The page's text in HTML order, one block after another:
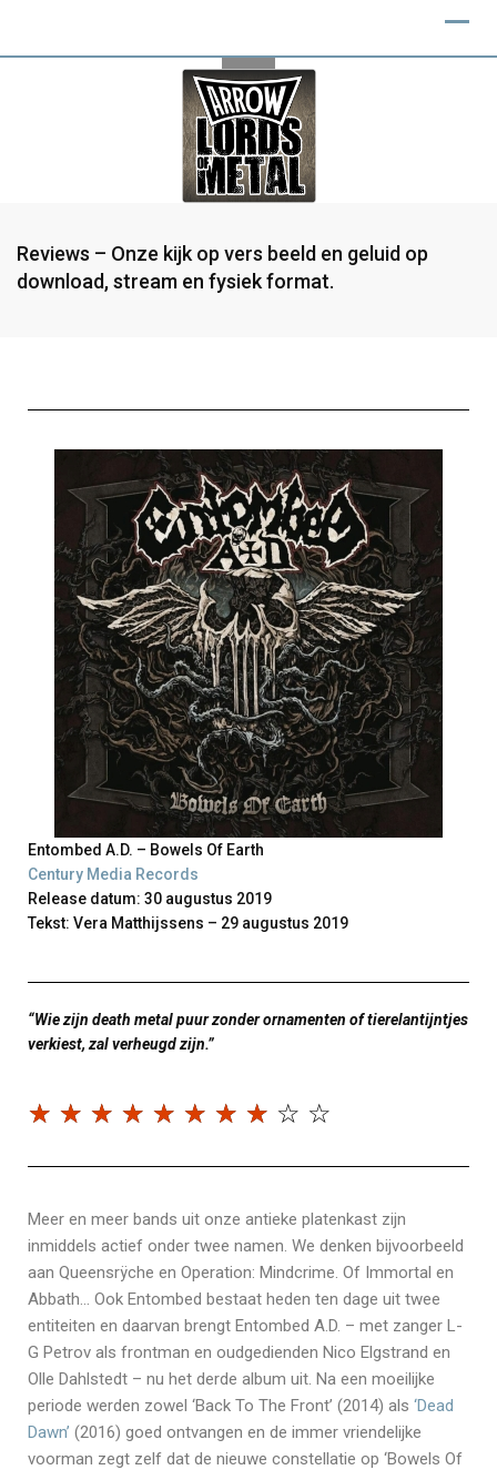
Reviews – Onze kijk op vers beeld en geluid op
download, stream en fysiek format.
Entombed A.D. – Bowels Of Earth
Century Media Records
Release datum: 30 augustus 2019
Tekst: Vera Matthijssens – 29 augustus 2019
“Wie zijn death metal puur zonder ornamenten of tierelantijntjes
verkiest, zal verheugd zijn.”
☆ ☆ ☆ ☆ ☆ ☆ ☆ ☆ ☆ ☆
Meer en meer bands uit onze antieke platenkast zijn
inmiddels actief onder twee namen. We denken bijvoorbeeld
aan Queensrÿche en Operation: Mindcrime. Of Immortal en
Abbath… Ook Entombed bestaat heden ten dage uit twee
entiteiten en daarvan brengt Entombed A.D. – met zanger L-
G Petrov als frontman en oudgedienden Nico Elgstrand en
Olle Dahlstedt – nu het derde album uit. Na een moeilijke
periode werden zowel ‘Back To The Front’ (2014) als ‘Dead
Dawn’ (2016) goed ontvangen en de immer vriendelijke
voorman zegt zelf dat de nieuwe constellatie op ‘Bowels Of